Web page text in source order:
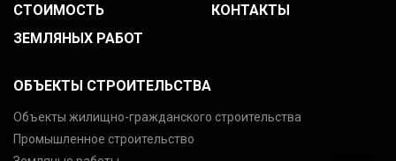
ОБЪЕКТЫ СТРОИТЕЛЬСТВА
Объекты жилищно-гражданского строительства
Промышленное строительство
СТОИМОСТЬ
ЗЕМЛЯНЫХ РАБОТ
КОНТАКТЫ